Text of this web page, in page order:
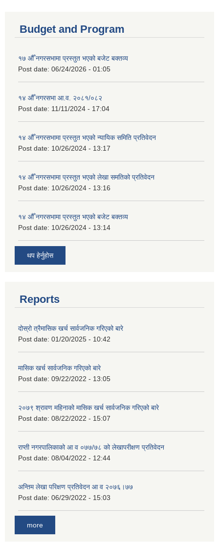
Budget and Program
१७ औँ नगरसभामा प्रस्तुत भएको बजेट बक्तव्य
Post date: 06/24/2026 - 01:05
१४ औँ नगरसभा आ.व. २०८१/०८२
Post date: 11/11/2024 - 17:04
१४ औँ नगरसभामा प्रस्तुत भएको न्यायिक समिति प्रतिवेदन
Post date: 10/26/2024 - 13:17
१४ औँ नगरसभामा प्रस्तुत भएको लेखा समतिको प्रतिवेदन
Post date: 10/26/2024 - 13:16
१४ औँ नगरसभामा प्रस्तुत भएको बजेट बक्तव्य
Post date: 10/26/2024 - 13:14
थप हेर्नुहोस
Reports
दोस्रो त्रैमासिक खर्च सार्वजनिक गरिएको बारे
Post date: 01/20/2025 - 10:42
मासिक खर्च सार्वजनिक गरिएको बारे
Post date: 09/22/2022 - 13:05
२०७९ श्रावण महिनाको मासिक खर्च सार्वजनिक गरिएको बारे
Post date: 08/22/2022 - 15:07
राप्ती नगरपालिकाको आ व ०७७/७८ को लेखापरीक्षण प्रतिवेदन
Post date: 08/04/2022 - 12:44
अन्तिम लेखा परिक्षण प्रतिवेदन आ व २०७६।७७
Post date: 06/29/2022 - 15:03
more